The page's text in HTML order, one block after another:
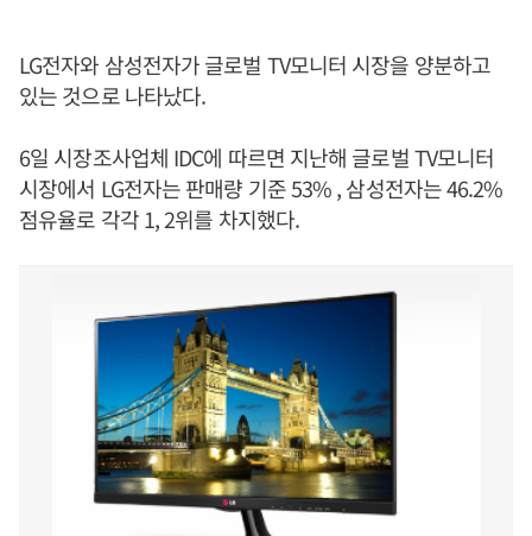
LG전자와 삼성전자가 글로벌 TV모니터 시장을 양분하고
있는 것으로 나타났다.
6일 시장조사업체 IDC에 따르면 지난해 글로벌 TV모니터
시장에서 LG전자는 판매량 기준 53% , 삼성전자는 46.2%
점유율로 각각 1, 2위를 차지했다.